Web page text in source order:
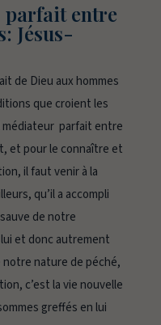
entre
Jésus-
de Dieu aux hommes
que croient les
médiateur parfait entre
et pour le connaître et
il faut venir à la
qu’il a accompli
de notre
et donc autrement
notre nature de péché,
c’est la vie nouvelle
greffés en lui